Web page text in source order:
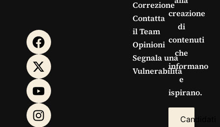
Correzione
Contatta
il Team
Opinioni
Segnala una
Vulnerabilità
creazione
di
contenuti
che
informano
e
ispirano.
Candidati